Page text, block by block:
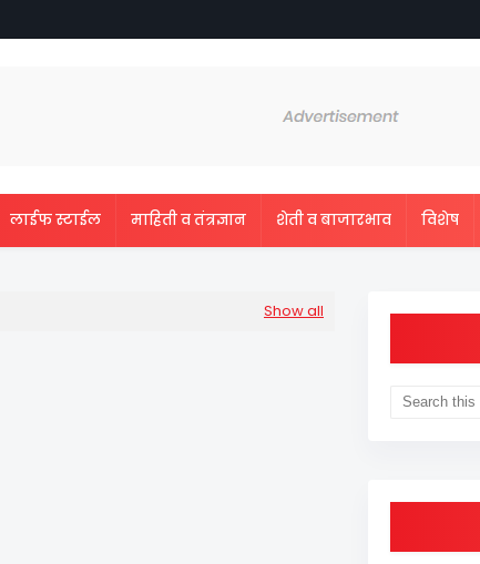
लाईफ स्टाईल माहिती व तंत्रज्ञान शेती व बाजारभाव विशेष
Show all